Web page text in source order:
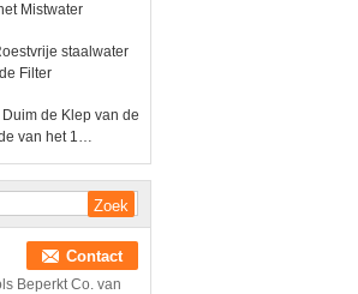
Mistwater
staalwater
Filter
de Klep van de
van het 1
Contact
Beperkt Co. van